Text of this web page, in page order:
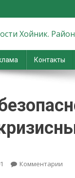
Контакты
Комментарии